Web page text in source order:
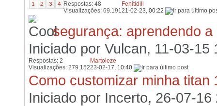
1 2 3 4 Respostas: 48
Visualizações: 69.191
Fenitidill
21-02-23, 00:22
segurança: aprendendo
Iniciado por Vulcan, 11-03-15
Respostas: 2
Visualizações: 279.152
Martoleze
23-02-17, 10:40
Como customizar minha titan
Iniciado por Incerto, 26-07-16